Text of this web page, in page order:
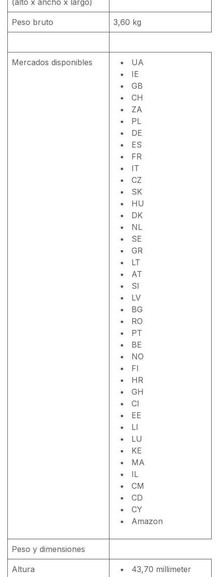
Peso bruto 3,60 kg
Mercados disponibles
UA
IE
GB
CH
ZA
PL
DE
ES
FR
IT
CZ
SK
HU
DK
NL
SE
GR
LT
AT
SI
LV
BG
RO
PT
BE
NO
FI
HR
GH
CI
EE
LI
LU
KE
MA
IL
CM
CD
CY
Amazon
Peso y dimensiones
Altura 43,70 millimeter